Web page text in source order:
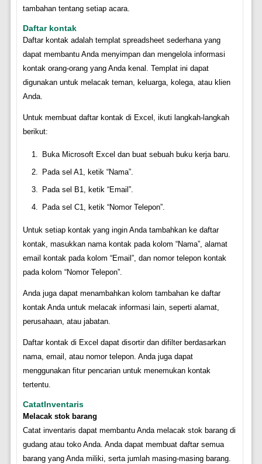
tambahan tentang setiap acara.
Daftar kontak
Daftar kontak adalah templat spreadsheet sederhana yang
dapat membantu Anda menyimpan dan mengelola informasi
kontak orang-orang yang Anda kenal. Templat ini dapat
digunakan untuk melacak teman, keluarga, kolega, atau klien
Anda.
Untuk membuat daftar kontak di Excel, ikuti langkah-langkah
berikut:
Buka Microsoft Excel dan buat sebuah buku kerja baru.
Pada sel A1, ketik “Nama”.
Pada sel B1, ketik “Email”.
Pada sel C1, ketik “Nomor Telepon”.
Untuk setiap kontak yang ingin Anda tambahkan ke daftar
kontak, masukkan nama kontak pada kolom “Nama”, alamat
email kontak pada kolom “Email”, dan nomor telepon kontak
pada kolom “Nomor Telepon”.
Anda juga dapat menambahkan kolom tambahan ke daftar
kontak Anda untuk melacak informasi lain, seperti alamat,
perusahaan, atau jabatan.
Daftar kontak di Excel dapat disortir dan difilter berdasarkan
nama, email, atau nomor telepon. Anda juga dapat
menggunakan fitur pencarian untuk menemukan kontak
tertentu.
CatatInventaris
Melacak stok barang
Catat inventaris dapat membantu Anda melacak stok barang di
gudang atau toko Anda. Anda dapat membuat daftar semua
barang yang Anda miliki, serta jumlah masing-masing barang.